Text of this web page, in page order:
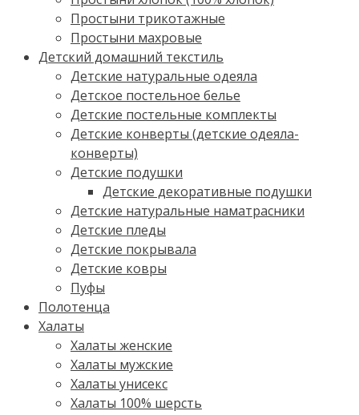
Простыни трикотажные
Простыни махровые
Детский домашний текстиль
Детские натуральные одеяла
Детское постельное белье
Детские постельные комплекты
Детские конверты (детские одеяла-
конверты)
Детские подушки
Детские декоративные подушки
Детские натуральные наматрасники
Детские пледы
Детские покрывала
Детские ковры
Пуфы
Полотенца
Халаты
Халаты женские
Халаты мужские
Халаты унисекс
Халаты 100% шерсть